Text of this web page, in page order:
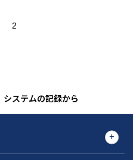
2
システムの記録から